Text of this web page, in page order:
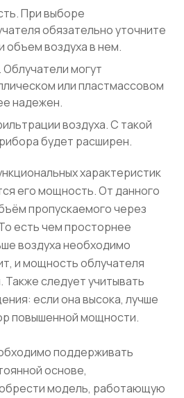
При выборе
обязательно уточните
воздуха в нем.
могут
или пластмассовом
надежен.
воздуха. С такой
будет расширен.
характеристик
его мощность. От данного
пропускаемого через
есть чем просторнее
воздуха необходимо
и мощность облучателя
следует учитывать
если она высока, лучше
повышенной мощности.
поддерживать
основе,
модель, работающую